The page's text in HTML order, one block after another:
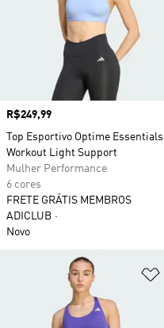
Preço
R$249,99
Top Esportivo Optime Essentials
Workout Light Support
Mulher Performance
6 cores
FRETE GRÁTIS MEMBROS
ADICLUB
Novo